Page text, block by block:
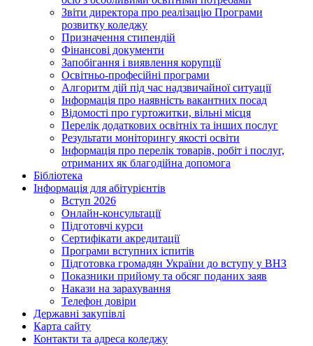
Звіти директора про реалізацію Програми
розвитку коледжу
Призначення стипендій
Фінансові документи
Запобігання і виявлення корупції
Освітньо-професійні програми
Алгоритм дій під час надзвичайної ситуації
Інформація про наявність вакантних посад
Відомості про гуртожитки, вільні місця
Перелік додаткових освітніх та інших послуг
Результати моніторингу якості освіти
Інформація про перелік товарів, робіт і послуг,
отриманих як благодійна допомога
Бібліотека
Інформація для абітурієнтів
Вступ 2026
Онлайн-консультації
Підготовчі курси
Сертифікати акредитації
Програми вступних іспитів
Підготовка громадян України до вступу у ВНЗ
Показники прийому та обсяг поданих заяв
Накази на зарахування
Телефон довіри
Державні закупівлі
Карта сайту
Контакти та адреса коледжу